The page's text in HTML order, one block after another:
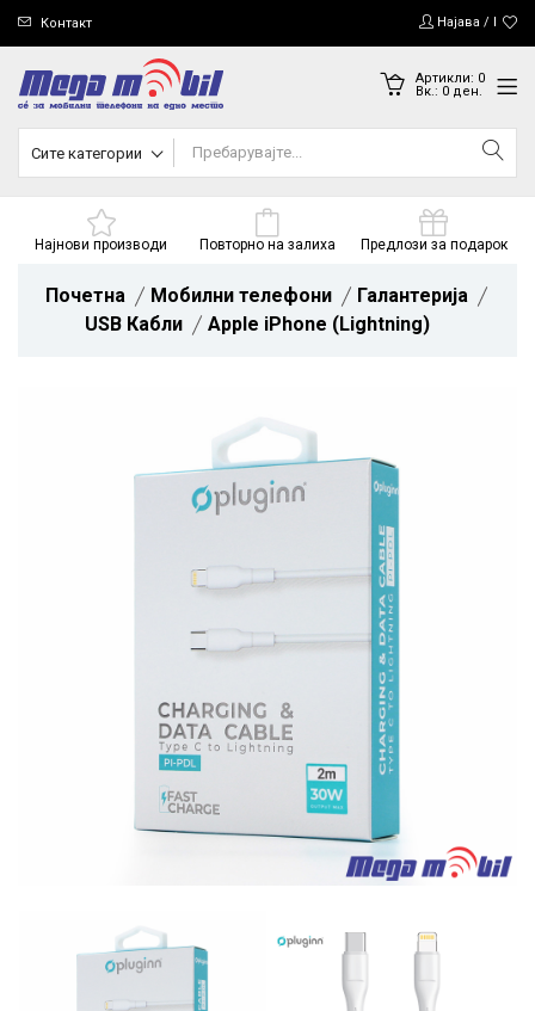
Контакт Најава /
Артикли: 0
Вк.: 0ден.
Сите категории
Најнови производи Повторно на залиха Предлози за подарок
Почетна Мобилни телефони
Галантерија
USB Кабли
Apple iPhone (Lightning)